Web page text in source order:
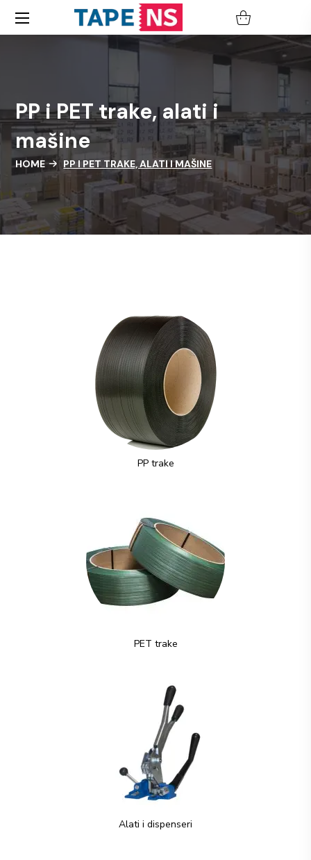
PP i PET trake, alati i
mašine
HOME PP I PET TRAKE, ALATI I MAŠINE
PP trake
PET trake
Alati i dispenseri